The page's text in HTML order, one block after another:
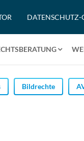
DATENSCHUTZ-
Bildrechte